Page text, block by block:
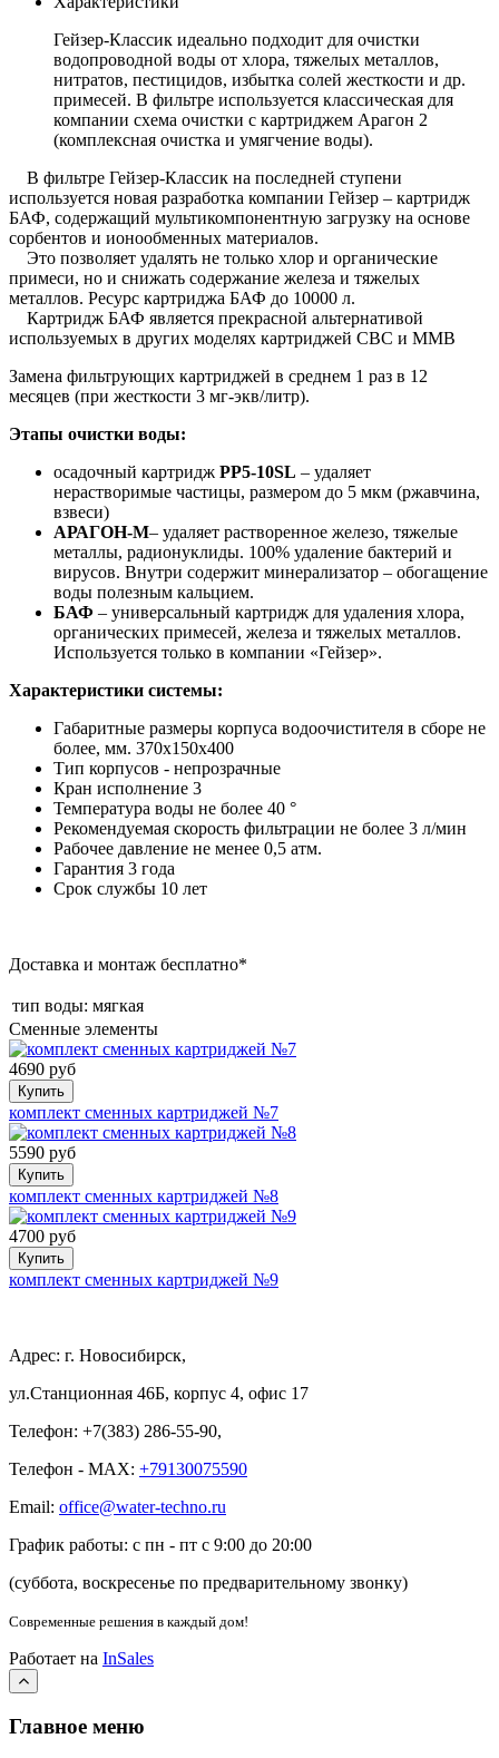
Гейзер-Классик идеально подходит для очистки
водопроводной воды от хлора, тяжелых металлов,
нитратов, пестицидов, избытка солей жесткости и др.
примесей. В фильтре используется классическая для
компании схема очистки с картриджем Арагон 2
(комплексная очистка и умягчение воды).
В фильтре Гейзер-Классик на последней ступени
используется новая разработка компании Гейзер – картридж
БАФ, содержащий мультикомпонентную загрузку на основе
сорбентов и ионообменных материалов.
Это позволяет удалять не только хлор и органические
примеси, но и снижать содержание железа и тяжелых
металлов. Ресурс картриджа БАФ до 10000 л.
Картридж БАФ является прекрасной альтернативой
используемых в других моделях картриджей СВС и ММВ
Замена фильтрующих картриджей в среднем 1 раз в 12
месяцев (при жесткости 3 мг-экв/литр).
Этапы очистки воды:
осадочный картридж PP5-10SL – удаляет
нерастворимые частицы, размером до 5 мкм (ржавчина,
взвеси)
АРАГОН-М– удаляет растворенное железо, тяжелые
металлы, радионуклиды. 100% удаление бактерий и
вирусов. Внутри содержит минерализатор – обогащение
воды полезным кальцием.
БАФ – универсальный картридж для удаления хлора,
органических примесей, железа и тяжелых металлов.
Используется только в компании «Гейзер».
Характеристики системы:
Габаритные размеры корпуса водоочистителя в сборе не
более, мм. 370х150х400
Тип корпусов - непрозрачные
Кран исполнение 3
Температура воды не более 40 °
Рекомендуемая скорость фильтрации не более 3 л/мин
Рабочее давление не менее 0,5 атм.
Гарантия 3 года
Срок службы 10 лет
Доставка и монтаж бесплатно*
тип воды: мягкая
Сменные элементы
4690 руб
Купить
комплект сменных картриджей №7
5590 руб
Купить
комплект сменных картриджей №8
4700 руб
Купить
комплект сменных картриджей №9
Адрес: г. Новосибирск,
ул.Станционная 46Б, корпус 4, офис 17
Телефон: +7(383) 286-55-90,
Телефон - MAX: +79130075590
Email: office@water-techno.ru
График работы: с пн - пт с 9:00 до 20:00
(суббота, воскресенье по предварительному звонку)
Современные решения в каждый дом!
Работает на InSales
Главное меню